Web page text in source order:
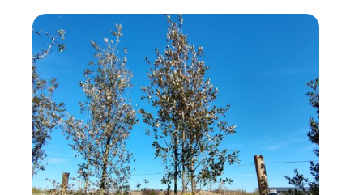
Deze
optie
kan
gekozen
worden
op
de
productpagina